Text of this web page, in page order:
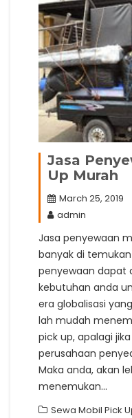
Jasa
Up Murah
March 25, 2019
admin
Jasa penyewaan
banyak di
penyewaan dapat
kebutuhan anda
era globalisasi
lah mudah
pick up, apalagi
perusahaan
Maka anda, akan
menemukan…
Sewa Mobil Pick